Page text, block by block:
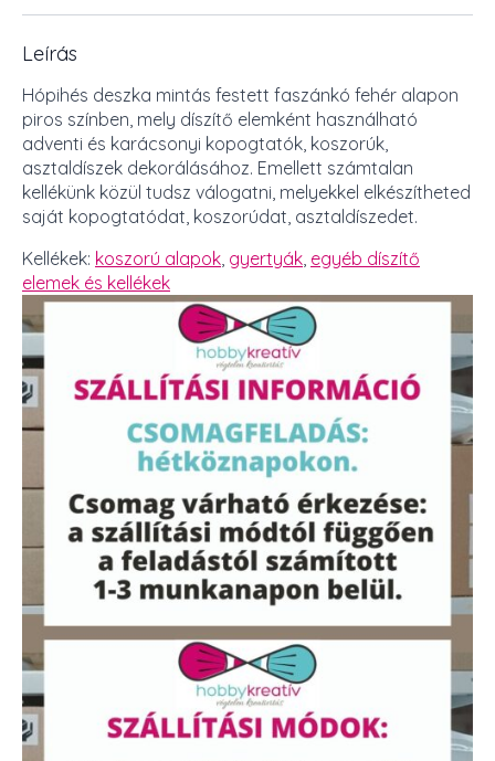
db
Leírás
Hópihés deszka mintás festett faszánkó fehér alapon
piros színben, mely díszítő elemként használható
adventi és karácsonyi kopogtatók, koszorúk,
asztaldíszek dekorálásához. Emellett számtalan
kellékünk közül tudsz válogatni, melyekkel elkészítheted
saját kopogtatódat, koszorúdat, asztaldíszedet.
Kellékek: koszorú alapok, gyertyák, egyéb díszítő
elemek és kellékek